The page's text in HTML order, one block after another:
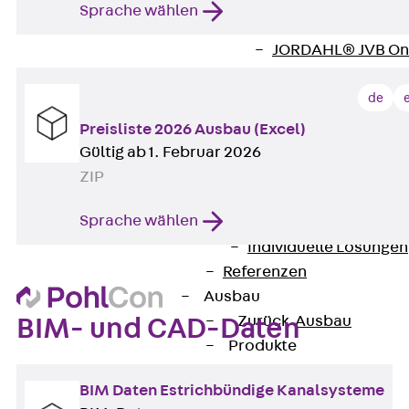
JORDAHL® JVB
FERBOX®-
CAD und BIM
Individuelle Lösungen
Referenzen
Ausbau
Zurück Ausbau
Produkte
Kabeltragsysteme
Sprache wählen
de
Preisliste 2026 Ausbau (Excel)
Gültig ab 1. Februar 2026
ZIP
Sprache wählen
BIM- und CAD-Daten
BIM Daten Estrichbündige Kanalsysteme